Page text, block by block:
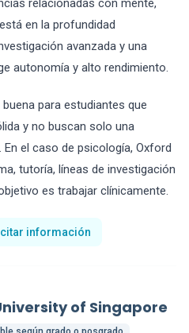
relacionadas con mente,
en la profundidad
avanzada y una
autonomía y alto rendimiento.
para estudiantes que
y no buscan solo una
el caso de psicología, Oxford
tutoría, líneas de investigación
es trabajar clínicamente.
información
of Singapore